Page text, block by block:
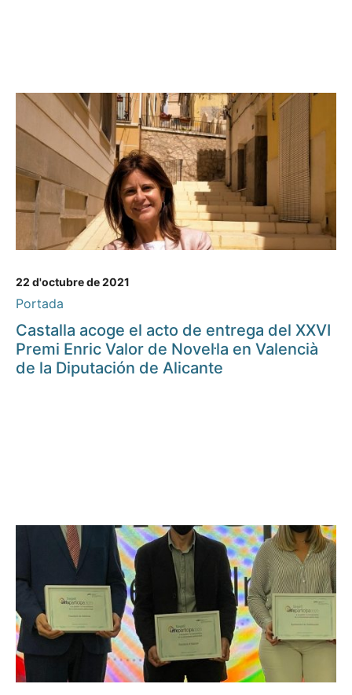
22 d'octubre de 2021
Portada
Castalla acoge el acto de entrega del XXVI
Premi Enric Valor de Novel·la en Valencià
de la Diputación de Alicante